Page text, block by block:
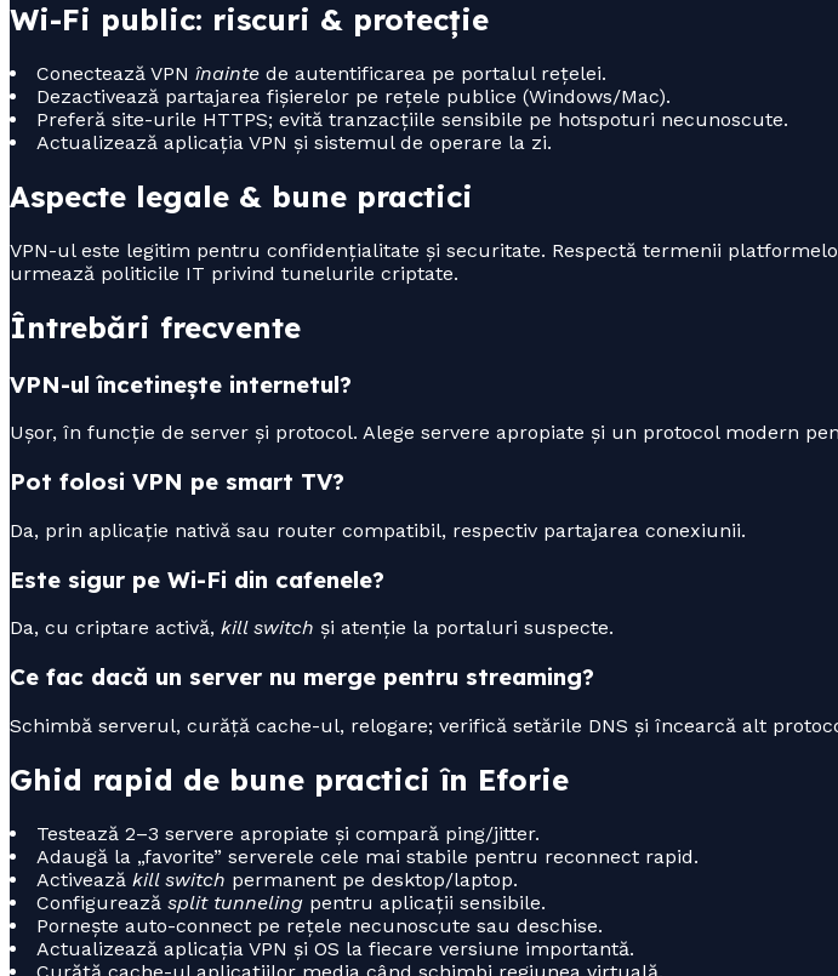
Wi-Fi public: riscuri & protecție
Conectează VPN înainte de autentificarea pe portalul rețelei.
Dezactivează partajarea fișierelor pe rețele publice (Windows/Mac).
Preferă site-urile HTTPS; evită tranzacțiile sensibile pe hotspoturi necunoscute.
Actualizează aplicația VPN și sistemul de operare la zi.
Aspecte legale & bune practici
VPN-ul este legitim pentru confidențialitate și securitate. Respectă termenii
urmează politicile IT privind tunelurile criptate.
Întrebări frecvente
VPN-ul încetinește internetul?
Ușor, în funcție de server și protocol. Alege servere apropiate și un protocol modern
Pot folosi VPN pe smart TV?
Da, prin aplicație nativă sau router compatibil, respectiv partajarea conexiunii.
Este sigur pe Wi-Fi din cafenele?
Da, cu criptare activă, kill switch și atenție la portaluri suspecte.
Ce fac dacă un server nu merge pentru streaming?
Schimbă serverul, curăță cache-ul, relogare; verifică setările DNS și încearcă alt
Ghid rapid de bune practici în Eforie
Testează 2–3 servere apropiate și compară ping/jitter.
Adaugă la „favorite” serverele cele mai stabile pentru reconnect rapid.
Activează kill switch permanent pe desktop/laptop.
Configurează split tunneling pentru aplicații sensibile.
Pornește auto-connect pe rețele necunoscute sau deschise.
Actualizează aplicația VPN și OS la fiecare versiune importantă.
Curăță cache-ul aplicațiilor media când schimbi regiunea virtuală.